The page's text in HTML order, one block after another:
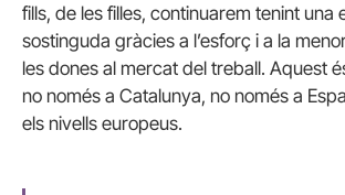
fills, de les filles, continuarem tenint una
sostinguda gràcies a l’esforç i a la
les dones al mercat del treball. Aquest
no només a Catalunya, no només a
els nivells europeus.